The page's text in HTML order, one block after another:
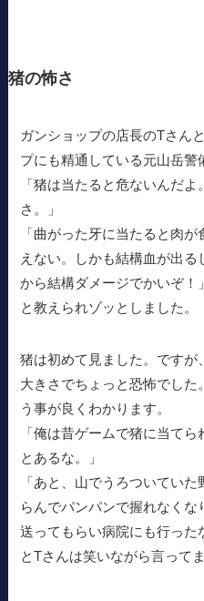
猪の怖さ
ガンショップの店長のTさん
プにも精通している元山岳警
「猪は当たると危ないんだ
さ。」
「曲がった牙に当たると肉
えない。しかも結構血が出
から結構ダメージでかいぞ！」
と教えられゾッとしました。
猪は初めて見ました。ですが
大きさでちょっと恐怖でし
う事が良くわかります。
「俺は昔ゲームで猪に当て
とあるな。」
「あと、山でうろついてい
らんでパンパンで握れなく
送ってもらい病院にも行った
とTさんは笑いながら言ってま